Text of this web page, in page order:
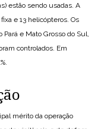
estão sendo usadas. A
e 13 helicópteros. Os
e Mato Grosso do Sul,
controlados. Em
mérito da operação